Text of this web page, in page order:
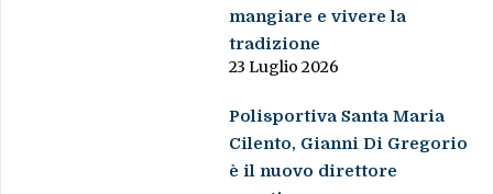
mangiare e vivere la
tradizione
23 Luglio 2026
Polisportiva Santa Maria
Cilento, Gianni Di Gregorio
è il nuovo direttore